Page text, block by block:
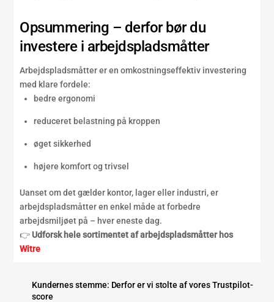
Opsummering – derfor bør du
investere i arbejdspladsmåtter
Arbejdspladsmåtter er en omkostningseffektiv investering
med klare fordele:
bedre ergonomi
reduceret belastning på kroppen
øget sikkerhed
højere komfort og trivsel
Uanset om det gælder kontor, lager eller industri, er
arbejdspladsmåtter en enkel måde at forbedre
arbejdsmiljøet på – hver eneste dag.
👉 Udforsk hele sortimentet af arbejdspladsmåtter hos
Witre
Kundernes stemme: Derfor er vi stolte af vores Trustpilot-
score